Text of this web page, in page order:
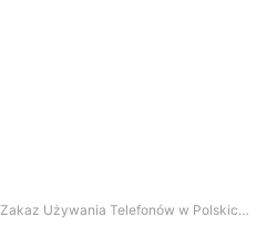
Zakaz Używania Telefonów w Polskich Szkołach: Zakaz Dotyczy Uczniów i Nauczycieli